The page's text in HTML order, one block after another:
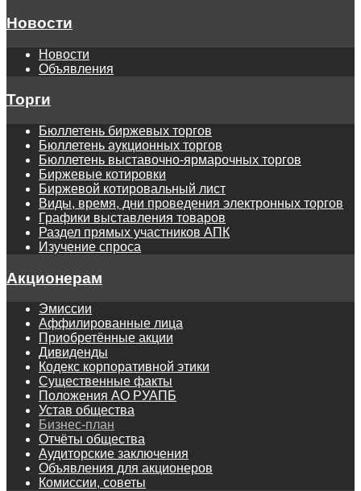
Новости
Новости
Объявления
Торги
Бюллетень биржевых торгов
Бюллетень аукционных торгов
Бюллетень выставочно-ярмарочных торгов
Биржевые котировки
Биржевой котировальный лист
Виды, время, дни проведения электронных торгов
Графики выставления товаров
Раздел прямых участников АПК
Изучение спроса
Акционерам
Эмиссии
Аффилированные лица
Приобретённые акции
Дивиденды
Кодекс корпоративной этики
Существенные факты
Положения АО РУАПБ
Устав общества
Бизнес-план
Отчёты общества
Аудиторские заключения
Объявления для акционеров
Комиссии, советы